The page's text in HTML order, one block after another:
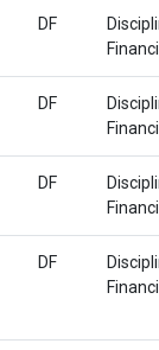
DF
DF
DF
DF